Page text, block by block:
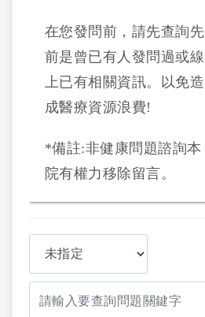
在您發問前，請先查詢先
前是曾已有人發問過或線
上已有相關資訊。以免造
成醫療資源浪費!
*備註:非健康問題諮詢本
院有權力移除留言。